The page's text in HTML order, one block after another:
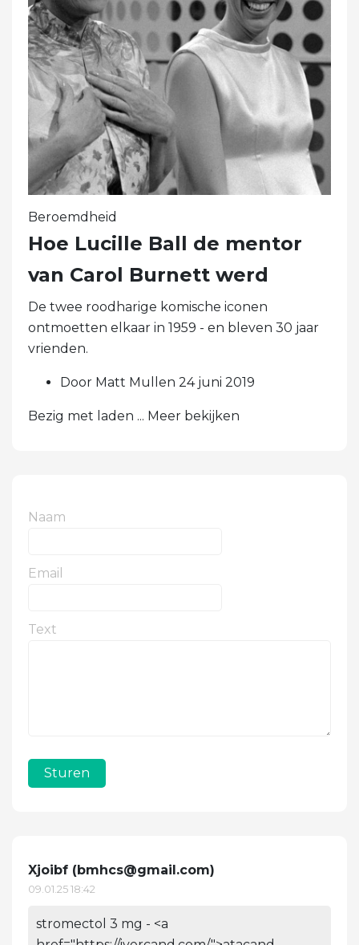
Beroemdheid
Hoe Lucille Ball de mentor
van Carol Burnett werd
De twee roodharige komische iconen
ontmoetten elkaar in 1959 - en bleven 30 jaar
vrienden.
Door Matt Mullen 24 juni 2019
Bezig met laden ... Meer bekijken
Naam
Email
Text
Sturen
Xjoibf (bmhcs@gmail.com)
09.01.25 18:42
stromectol 3 mg - <a